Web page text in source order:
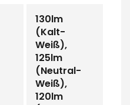
130lm
(Kalt-
Weiß),
125lm
(Neutral-
Weiß),
120lm